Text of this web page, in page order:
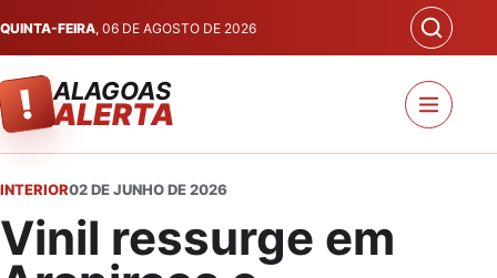
QUINTA-FEIRA, 06 DE AGOSTO DE 2026
! ALAGOAS
ALERTA
INTERIOR02 DE JUNHO DE 2026
Vinil ressurge em